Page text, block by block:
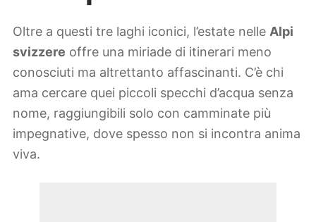
Oltre a questi tre laghi iconici, l’estate nelle Alpi
svizzere offre una miriade di itinerari meno
conosciuti ma altrettanto affascinanti. C’è chi
ama cercare quei piccoli specchi d’acqua senza
nome, raggiungibili solo con camminate più
impegnative, dove spesso non si incontra anima
viva.